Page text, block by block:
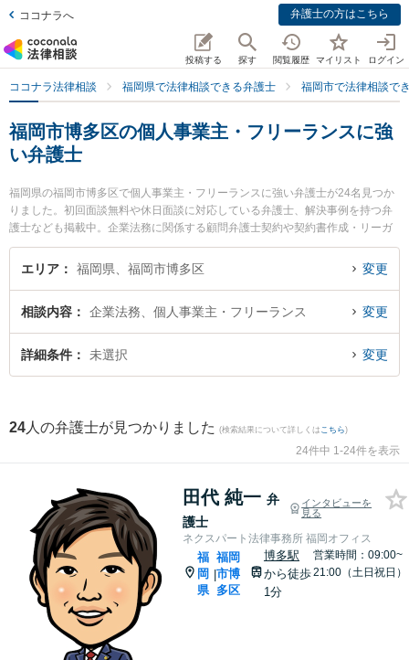
ココナラへ 弁護士の方はこちら
投稿する 探す 閲覧履歴 マイリスト ログイン
ココナラ法律相談 福岡県で法律相談できる弁護士 福岡市で法律相談で
福岡市博多区の個人事業主・フリーランスに強
い弁護士
福岡県の福岡市博多区で個人事業主・フリーランスに強い弁護士が24名見つか
りました。初回面談無料や休日面談に対応している弁護士、解決事例を持つ弁
護士なども掲載中。企業法務に関係する顧問弁護士契約や契約書作成・リーガ
ルチェック、雇用契約書・就業規則作成等の細かな分野での絞り込み検索もで
き便利です。特にネクスパート法律事務所 福岡オフィスの田代 純一弁護士や東
ィール情報や弁護士費用、強みなどが注目されています。『福岡市博多区で土
日や夜間に発生した個人事業主・フリーランスのトラブルを今すぐに弁護士に
相談したい』『個人事業主・フリーランスのトラブル解決の実績豊富な近くの
エリア 福岡県、福岡市博多区 変更
相談内容 企業法務、個人事業主・フリーランス 変更
詳細条件 未選択 変更
24 人の弁護士が見つかりました (検索結果について詳しくは こちら)
24件中 1-24件を表示
田代 純一 弁
護士
インタビューを
見る
ネクスパート法律事務所 福岡オフィス
福
岡
県
|
福岡
市博
多区
博多駅
から徒歩
1分
営業時間：09:00~
21:00（土日祝日）